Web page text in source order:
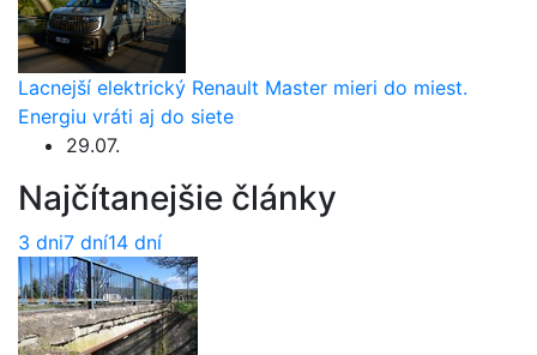
Lacnejší elektrický Renault Master mieri do miest.
Energiu vráti aj do siete
29.07.
Najčítanejšie články
3 dni7 dní14 dní